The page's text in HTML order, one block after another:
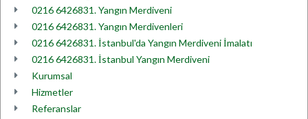
0216 6426831. Yangın Merdiveni
0216 6426831. Yangın Merdivenleri
0216 6426831. İstanbul'da Yangın Merdiveni İmalatı
0216 6426831. İstanbul Yangın Merdiveni
Kurumsal
Hizmetler
Referanslar